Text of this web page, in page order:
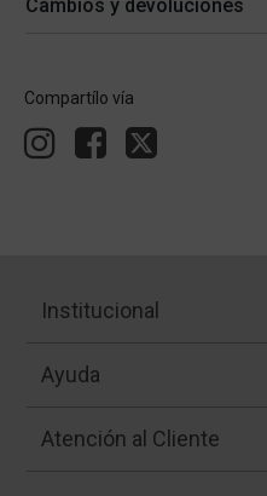
Cambios y devoluciones
Compartílo vía
Institucional
Ayuda
Atención al Cliente